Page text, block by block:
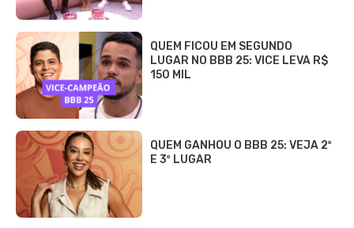
QUEM FICOU EM SEGUNDO
LUGAR NO BBB 25: VICE LEVA R$
150 MIL
QUEM GANHOU O BBB 25: VEJA 2º
E 3º LUGAR